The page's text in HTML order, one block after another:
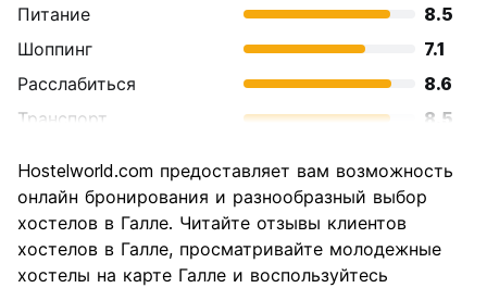
Питание
8.5
Шоппинг
7.1
Расслабиться
8.6
Транспорт
8.5
достопримечательностей
8.5
Культура
Ночная жизнь
5.5
Соотношение цены и
Hostelworld.com предоставляет вам возможность
онлайн бронирования и разнообразный выбор
хостелов в Галле. Читайте отзывы клиентов
хостелов в Галле, просматривайте молодежные
хостелы на карте Галле и воспользуйтесь